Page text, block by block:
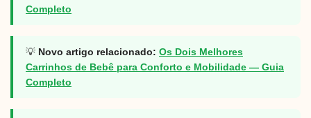
Completo
💡 Novo artigo relacionado: Os Dois Melhores
Carrinhos de Bebê para Conforto e Mobilidade — Guia
Completo